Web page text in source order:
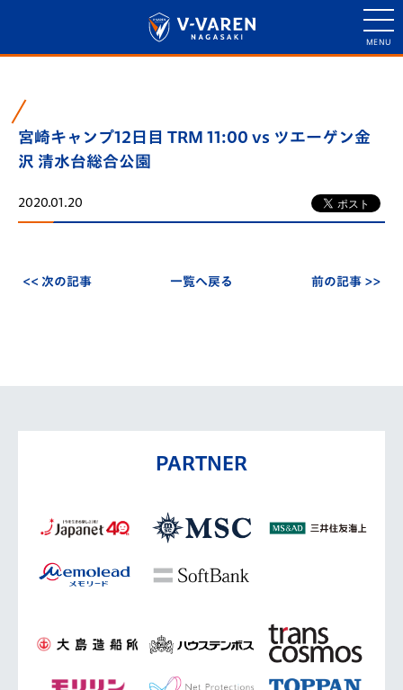
宮崎キャンプ12日目 TRM 11:00 vs ツエーゲン金
沢 清水台総合公園
2020.01.20
<< 次の記事 一覧へ戻る 前の記事 >>
PARTNER